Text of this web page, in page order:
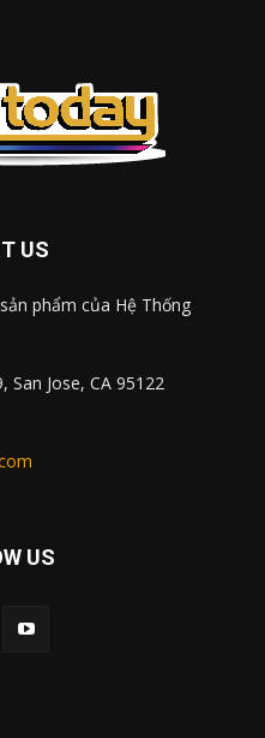
US
phẩm của Hệ Thống
San Jose, CA 95122
US